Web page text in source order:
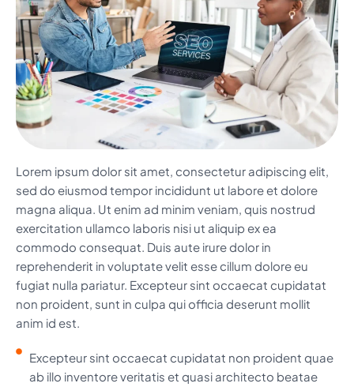
Lorem ipsum dolor sit amet, consectetur adipiscing elit,
sed do eiusmod tempor incididunt ut labore et dolore
magna aliqua. Ut enim ad minim veniam, quis nostrud
exercitation ullamco laboris nisi ut aliquip ex ea
commodo consequat. Duis aute irure dolor in
reprehenderit in voluptate velit esse cillum dolore eu
fugiat nulla pariatur. Excepteur sint occaecat cupidatat
non proident, sunt in culpa qui officia deserunt mollit
anim id est.
Excepteur sint occaecat cupidatat non proident quae
ab illo inventore veritatis et quasi architecto beatae